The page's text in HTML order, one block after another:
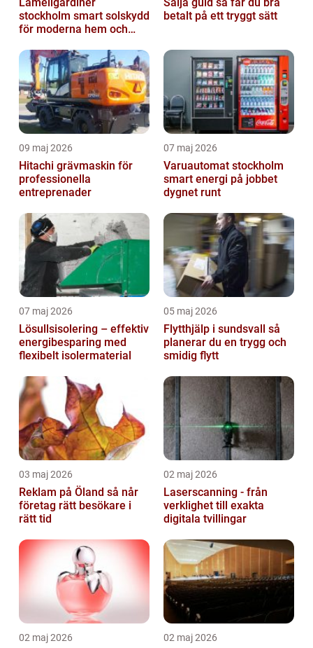
stockholm smart solskydd
för moderna hem och
betalt på ett tryggt sätt
09 maj 2026
Hitachi grävmaskin för
professionella
entreprenader
07 maj 2026
Varuautomat stockholm
smart energi på jobbet
dygnet runt
07 maj 2026
Lösullsisolering – effektiv
energibesparing med
flexibelt isolermaterial
05 maj 2026
Flytthjälp i sundsvall så
planerar du en trygg och
smidig flytt
03 maj 2026
Reklam på Öland så når
företag rätt besökare i
rätt tid
02 maj 2026
Laserscanning - från
verklighet till exakta
digitala tvillingar
02 maj 2026 02 maj 2026